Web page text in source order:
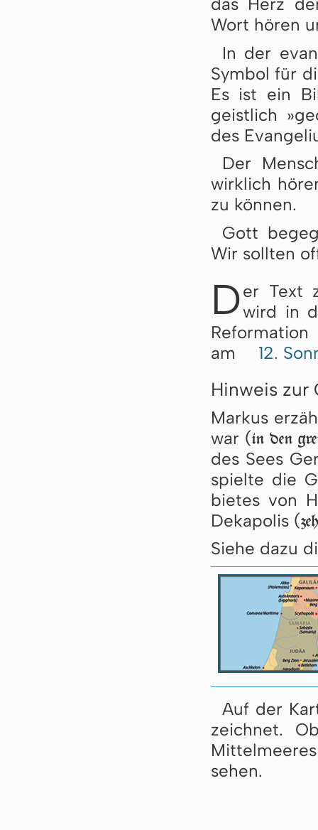
Wort hören
In der
Symbol für
Es ist ein
geistlich
des
Der
wirklich
zu können.
Gott
Wir sollten
Der Text
wird in
am
12.
Hinweis zur
Markus
war (in den
des Sees
spiel­te die
bie­tes von
De­ka­po­lis (
Siehe dazu
Auf der
zeich­net.
se­hen.